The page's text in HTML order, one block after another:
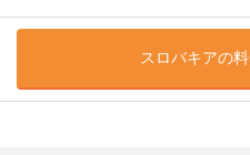
スロバキアの